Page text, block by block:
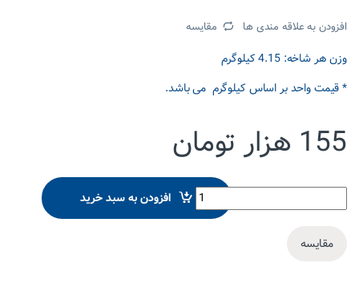
افزودن به علاقه مندی ها مقایسه
وزن هر شاخه: 4.15 کیلوگرم
* قیمت واحد بر اساس کیلوگرم می باشد.
155 هزار تومان
لوله 51 ضخامت 0.55 میلیمتر استیل 201 ساموین quantity افزودن به سبد خرید
مقایسه